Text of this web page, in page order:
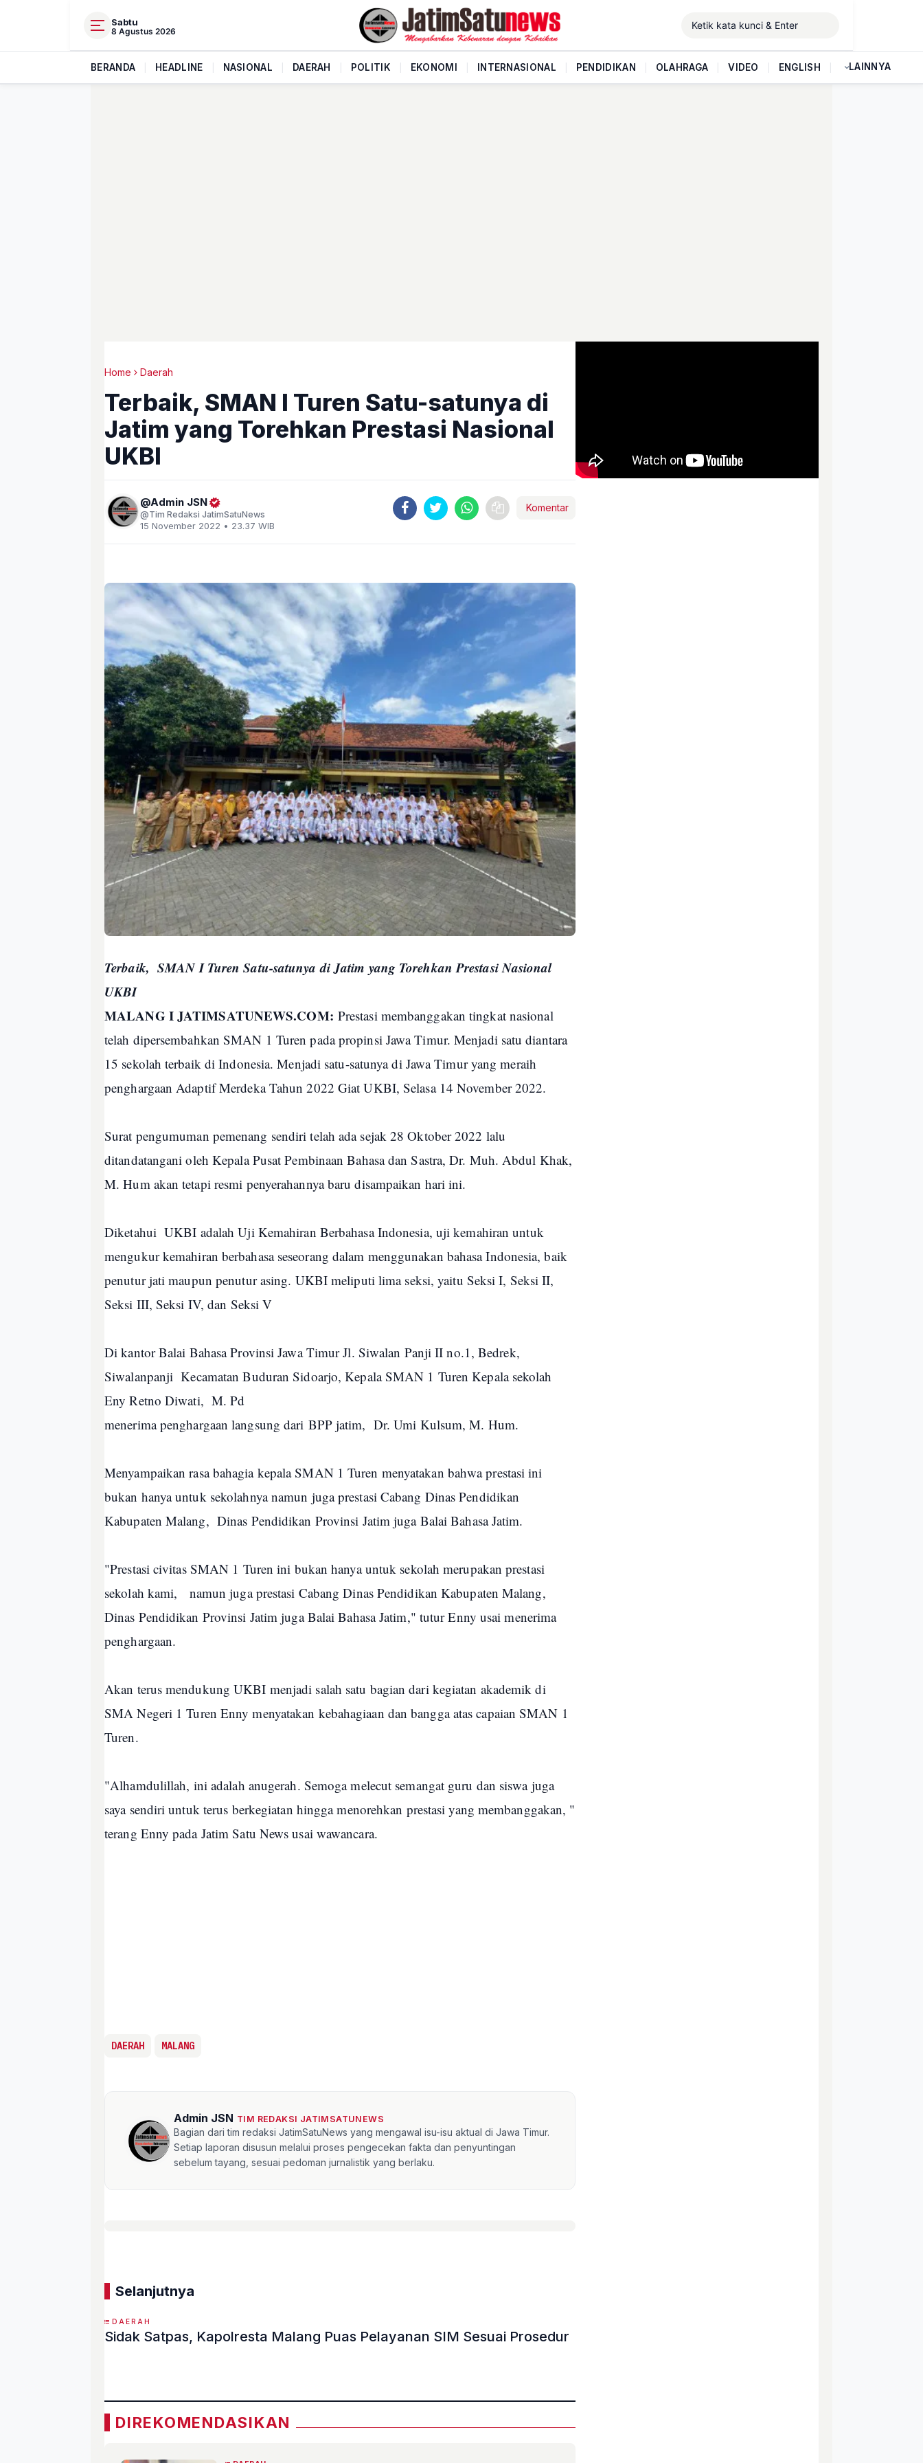
Sabtu
8 Agustus 2026
BERANDA HEADLINE NASIONAL DAERAH POLITIK EKONOMI INTERNASIONAL PENDIDIKAN OLAHRAGA VIDEO ENGLISH LAINNYA
Home Daerah
Terbaik, SMAN I Turen Satu-satunya di
Jatim yang Torehkan Prestasi Nasional
UKBI
Admin JSN
Tim Redaksi JatimSatuNews
15 November 2022 • 23.37 WIB
Komentar
Terbaik, SMAN I Turen Satu-satunya di Jatim yang Torehkan Prestasi Nasional
UKBI
MALANG I JATIMSATUNEWS.COM: Prestasi membanggakan tingkat nasional
telah dipersembahkan SMAN 1 Turen pada propinsi Jawa Timur. Menjadi satu diantara
15 sekolah terbaik di Indonesia. Menjadi satu-satunya di Jawa Timur yang meraih
penghargaan Adaptif Merdeka Tahun 2022 Giat UKBI, Selasa 14 November 2022.
Surat pengumuman pemenang sendiri telah ada sejak 28 Oktober 2022 lalu
ditandatangani oleh Kepala Pusat Pembinaan Bahasa dan Sastra, Dr. Muh. Abdul Khak,
M. Hum akan tetapi resmi penyerahannya baru disampaikan hari ini.
Diketahui UKBI adalah Uji Kemahiran Berbahasa Indonesia, uji kemahiran untuk
mengukur kemahiran berbahasa seseorang dalam menggunakan bahasa Indonesia, baik
penutur jati maupun penutur asing. UKBI meliputi lima seksi, yaitu Seksi I, Seksi II,
Seksi III, Seksi IV, dan Seksi V
Di kantor Balai Bahasa Provinsi Jawa Timur Jl. Siwalan Panji II no.1, Bedrek,
Siwalanpanji Kecamatan Buduran Sidoarjo, Kepala SMAN 1 Turen Kepala sekolah
Eny Retno Diwati, M. Pd
menerima penghargaan langsung dari BPP jatim, Dr. Umi Kulsum, M. Hum.
Menyampaikan rasa bahagia kepala SMAN 1 Turen menyatakan bahwa prestasi ini
bukan hanya untuk sekolahnya namun juga prestasi Cabang Dinas Pendidikan
Kabupaten Malang, Dinas Pendidikan Provinsi Jatim juga Balai Bahasa Jatim.
"Prestasi civitas SMAN 1 Turen ini bukan hanya untuk sekolah merupakan prestasi
sekolah kami, namun juga prestasi Cabang Dinas Pendidikan Kabupaten Malang,
Dinas Pendidikan Provinsi Jatim juga Balai Bahasa Jatim," tutur Enny usai menerima
penghargaan.
Akan terus mendukung UKBI menjadi salah satu bagian dari kegiatan akademik di
SMA Negeri 1 Turen Enny menyatakan kebahagiaan dan bangga atas capaian SMAN 1
Turen.
"Alhamdulillah, ini adalah anugerah. Semoga melecut semangat guru dan siswa juga
saya sendiri untuk terus berkegiatan hingga menorehkan prestasi yang membanggakan, "
terang Enny pada Jatim Satu News usai wawancara.
DAERAH MALANG
Admin JSN TIM REDAKSI JATIMSATUNEWS
Bagian dari tim redaksi JatimSatuNews yang mengawal isu-isu aktual di Jawa Timur.
Setiap laporan disusun melalui proses pengecekan fakta dan penyuntingan
sebelum tayang, sesuai pedoman jurnalistik yang berlaku.
Selanjutnya
DAERAH
Sidak Satpas, Kapolresta Malang Puas Pelayanan SIM Sesuai Prosedur
DIREKOMENDASIKAN